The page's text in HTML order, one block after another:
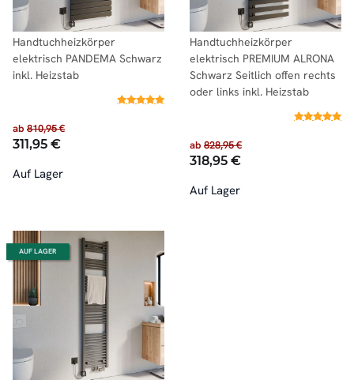
Handtuchheizkörper
elektrisch PANDEMA Schwarz
inkl. Heizstab
ab 810,95 €
311,95 €
Auf Lager
Handtuchheizkörper
elektrisch PREMIUM ALRONA
Schwarz Seitlich offen rechts
oder links inkl. Heizstab
ab 828,95 €
318,95 €
Auf Lager
AUF LAGER